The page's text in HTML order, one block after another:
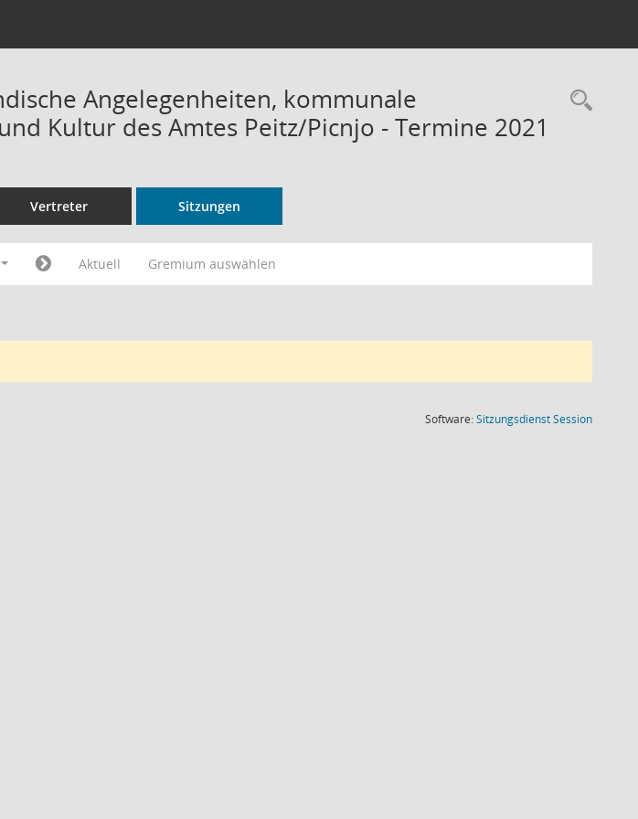
Angelegenheiten, kommunale
Kultur des Amtes Peitz/Picnjo - Termine 2021
Vertreter Sitzungen
Aktuell Gremium auswählen
Software:SitzungsdienstSession(Wird in